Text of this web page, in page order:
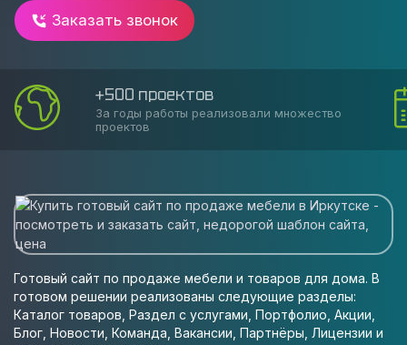
Заказать звонок
+500 проектов
За годы работы реализовали множество
проектов
Готовый сайт по продаже мебели и товаров для дома. В
готовом решении реализованы следующие разделы:
Каталог товаров, Раздел с услугами, Портфолио, Акции,
Блог, Новости, Команда, Вакансии, Партнёры, Лицензии и